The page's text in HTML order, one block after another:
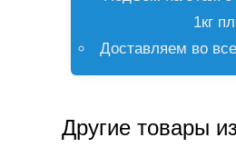
1кг
Доставляем во
Другие товары